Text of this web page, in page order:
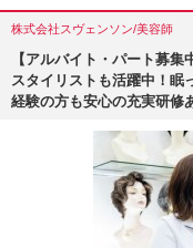
株式会社スヴェンソン/美容師
【アルバイト・パート募
スタイリストも活躍中！眠
経験の方も安心の充実研